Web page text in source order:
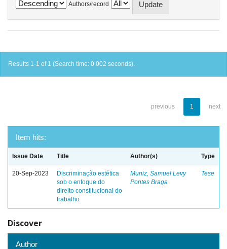
Authors/record
Results 1-1 of 1 (Search time: 0.002 seconds).
previous 1 next
Item hits:
Issue Date Title Author(s) Type
20-Sep-2023
Discriminação estética
sob o enfoque do
direito constitucional do
trabalho
Muniz, Samuel Levy
Pontes Braga
Tese
Discover
Author